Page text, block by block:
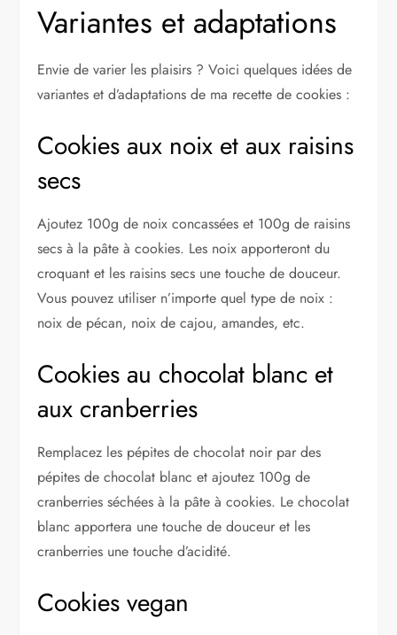
Variantes et adaptations
Envie de varier les plaisirs ? Voici quelques idées de
variantes et d’adaptations de ma recette de cookies :
Cookies aux noix et aux raisins
secs
Ajoutez 100g de noix concassées et 100g de raisins
secs à la pâte à cookies. Les noix apporteront du
croquant et les raisins secs une touche de douceur.
Vous pouvez utiliser n’importe quel type de noix :
noix de pécan, noix de cajou, amandes, etc.
Cookies au chocolat blanc et
aux cranberries
Remplacez les pépites de chocolat noir par des
pépites de chocolat blanc et ajoutez 100g de
cranberries séchées à la pâte à cookies. Le chocolat
blanc apportera une touche de douceur et les
cranberries une touche d’acidité.
Cookies vegan